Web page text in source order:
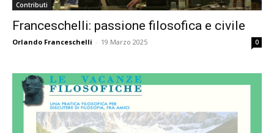
Contributi
Franceschelli: passione filosofica e civile
Orlando Franceschelli - 19 Marzo 2025 0